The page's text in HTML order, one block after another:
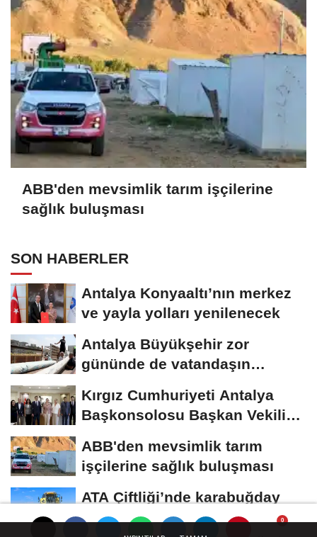
ABB'den mevsimlik tarım işçilerine
sağlık buluşması
SON HABERLER
Antalya Konyaaltı’nın merkez
ve yayla yolları yenilenecek
Antalya Büyükşehir zor
gününde de vatandaşın
Kırgız Cumhuriyeti Antalya
Başkonsolosu Başkan Vekili
ABB'den mevsimlik tarım
işçilerine sağlık buluşması
ATA Çiftliği’nde karabuğday
hasadı başladı